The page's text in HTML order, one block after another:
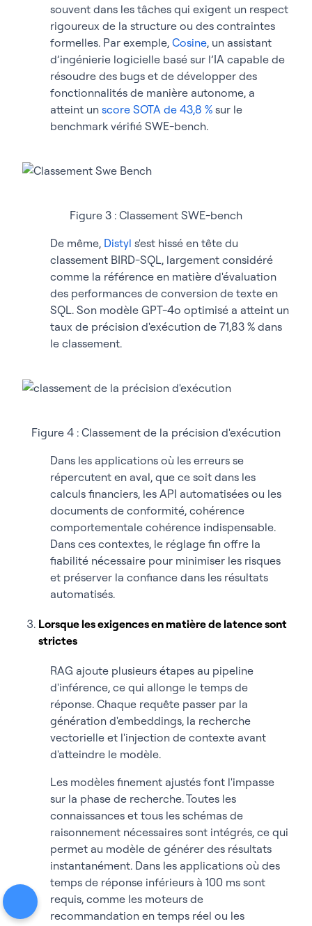
souvent dans les tâches qui exigent un respect
rigoureux de la structure ou des contraintes
formelles. Par exemple, Cosine, un assistant
d’ingénierie logicielle basé sur l’IA capable de
résoudre des bugs et de développer des
fonctionnalités de manière autonome, a
atteint un score SOTA de 43,8 % sur le
benchmark vérifié SWE-bench⁠.
Figure 3 : Classement SWE-bench
De même, Distyl s'est hissé en tête du
classement BIRD-SQL, largement considéré
comme la référence en matière d'évaluation
des performances de conversion de texte en
SQL. Son modèle GPT-4o optimisé a atteint un
taux de précision d'exécution de 71,83 % dans
le classement.
Figure 4 : Classement de la précision d'exécution
Dans les applications où les erreurs se
répercutent en aval, que ce soit dans les
calculs financiers, les API automatisées ou les
documents de conformité, cohérence
comportementale cohérence indispensable.
Dans ces contextes, le réglage fin offre la
fiabilité nécessaire pour minimiser les risques
et préserver la confiance dans les résultats
automatisés.
Lorsque les exigences en matière de latence sont
strictes
RAG ajoute plusieurs étapes au pipeline
d'inférence, ce qui allonge le temps de
réponse. Chaque requête passer par la
génération d'embeddings, la recherche
vectorielle et l'injection de contexte avant
d'atteindre le modèle.
Les modèles finement ajustés font l'impasse
sur la phase de recherche. Toutes les
connaissances et tous les schémas de
raisonnement nécessaires sont intégrés, ce qui
permet au modèle de générer des résultats
instantanément. Dans les applications où des
temps de réponse inférieurs à 100 ms sont
requis, comme les moteurs de
recommandation en temps réel ou les